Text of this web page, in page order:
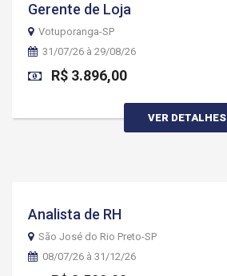
Gerente de Loja
Votuporanga-SP
31/07/26 à 29/08/26
R$ 3.896,00
VER DETALHES
Analista de RH
São José do Rio Preto-SP
08/07/26 à 31/12/26